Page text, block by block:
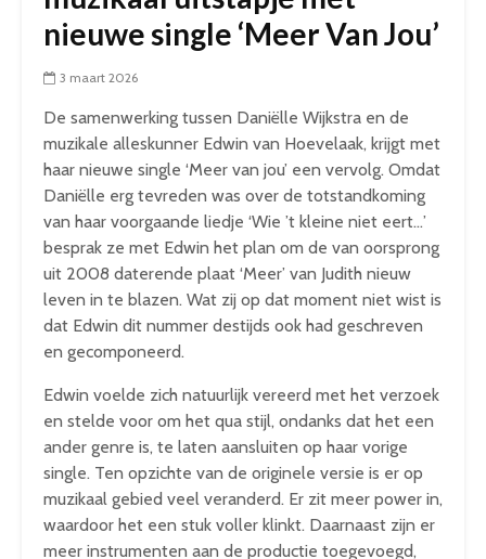
nieuwe single ‘Meer Van Jou’
3 maart 2026
De samenwerking tussen Daniëlle Wijkstra en de
muzikale alleskunner Edwin van Hoevelaak, krijgt met
haar nieuwe single ‘Meer van jou’ een vervolg. Omdat
Daniëlle erg tevreden was over de totstandkoming
van haar voorgaande liedje ‘Wie ’t kleine niet eert…’
besprak ze met Edwin het plan om de van oorsprong
uit 2008 daterende plaat ‘Meer’ van Judith nieuw
leven in te blazen. Wat zij op dat moment niet wist is
dat Edwin dit nummer destijds ook had geschreven
en gecomponeerd.
Edwin voelde zich natuurlijk vereerd met het verzoek
en stelde voor om het qua stijl, ondanks dat het een
ander genre is, te laten aansluiten op haar vorige
single. Ten opzichte van de originele versie is er op
muzikaal gebied veel veranderd. Er zit meer power in,
waardoor het een stuk voller klinkt. Daarnaast zijn er
meer instrumenten aan de productie toegevoegd,